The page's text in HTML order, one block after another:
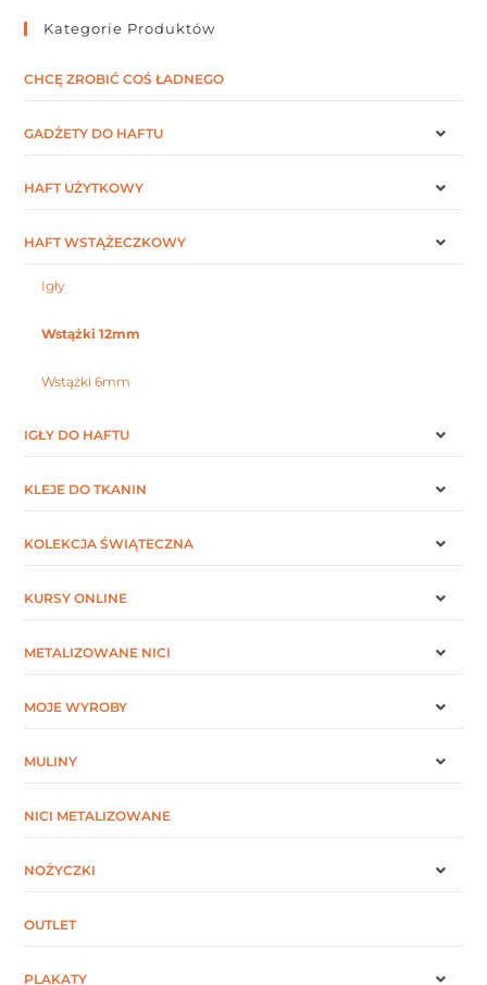
Kategorie Produktów
CHCĘ ZROBIĆ COŚ ŁADNEGO
GADŻETY DO HAFTU
HAFT UŻYTKOWY
HAFT WSTĄŻECZKOWY
Igły
Wstążki 12mm
Wstążki 6mm
IGŁY DO HAFTU
KLEJE DO TKANIN
KOLEKCJA ŚWIĄTECZNA
KURSY ONLINE
METALIZOWANE NICI
MOJE WYROBY
MULINY
NICI METALIZOWANE
NOŻYCZKI
OUTLET
PLAKATY